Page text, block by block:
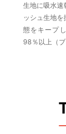
生地に吸水速
ッシュ生地
態をキープ
98％以上（